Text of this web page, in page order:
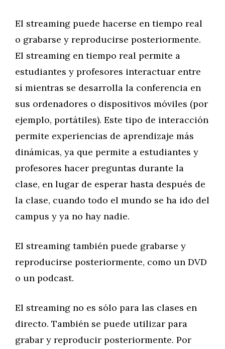
El streaming puede hacerse en tiempo real
o grabarse y reproducirse posteriormente.
El streaming en tiempo real permite a
estudiantes y profesores interactuar entre
sí mientras se desarrolla la conferencia en
sus ordenadores o dispositivos móviles (por
ejemplo, portátiles). Este tipo de interacción
permite experiencias de aprendizaje más
dinámicas, ya que permite a estudiantes y
profesores hacer preguntas durante la
clase, en lugar de esperar hasta después de
la clase, cuando todo el mundo se ha ido del
campus y ya no hay nadie.
El streaming también puede grabarse y
reproducirse posteriormente, como un DVD
o un podcast.
El streaming no es sólo para las clases en
directo. También se puede utilizar para
grabar y reproducir posteriormente. Por